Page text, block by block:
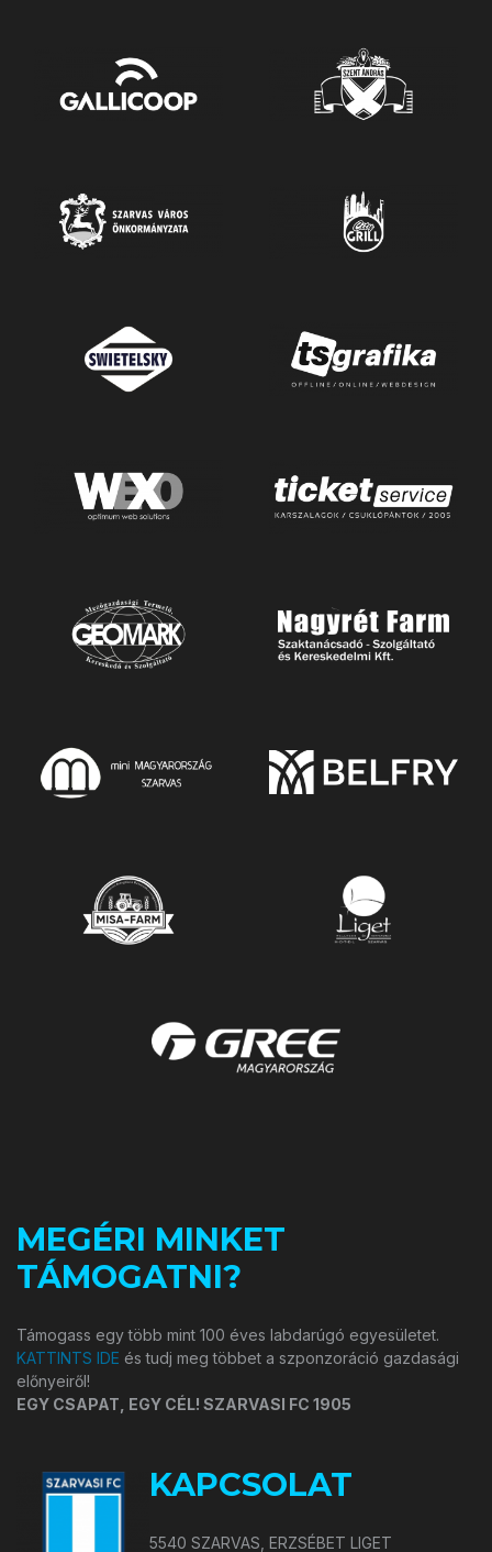
MEGÉRI MINKET
TÁMOGATNI?
Támogass egy több mint 100 éves labdarúgó egyesületet.
KATTINTS IDE és tudj meg többet a szponzoráció gazdasági
előnyeiről!
EGY CSAPAT, EGY CÉL! SZARVASI FC 1905
KAPCSOLAT
5540 SZARVAS, ERZSÉBET LIGET